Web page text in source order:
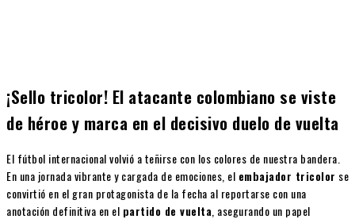
¡Sello tricolor! El atacante colombiano se viste
de héroe y marca en el decisivo duelo de vuelta
El fútbol internacional volvió a teñirse con los colores de nuestra bandera.
En una jornada vibrante y cargada de emociones, el embajador tricolor se
convirtió en el gran protagonista de la fecha al reportarse con una
anotación definitiva en el partido de vuelta , asegurando un papel